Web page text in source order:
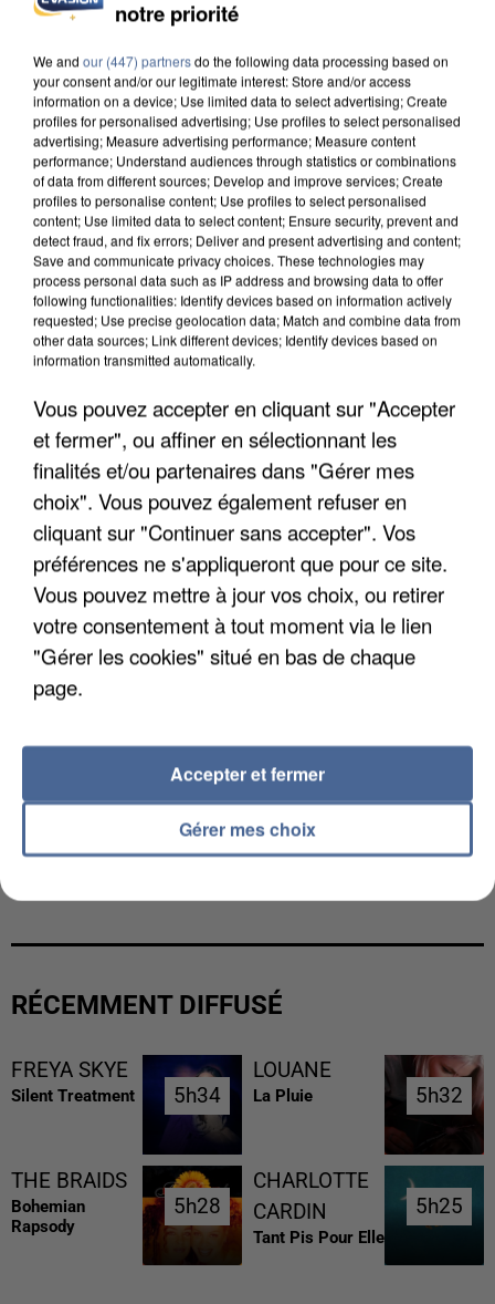
INCENDIES : L’ÎLE-DE-FRANCE LANCE UN ÉLAN
DE SOLIDARITÉ AVEC LES...
APRÈS TOUTES CES CANICULES, LES REFUGES
DE FAUNE SAUVAGE SONT...
L’UN DES FONDATEURS SUPPOSÉS DE LA DZ
RÉCEMMENT DIFFUSÉ
FREYA SKYE
Silent Treatment 5h34
5h34
LOUANE
La Pluie 5h32
5h32
THE BRAIDS
Bohemian
Rapsody
5h28
5h28
CHARLOTTE
CARDIN
Tant Pis Pour Elle
5h25
5h25
notre priorité
We and our (447) partnersdo the following data processing based on
your consent and/or our legitimate interest: Store and/or access
information on a device; Use limited data to select advertising; Create
profiles for personalised advertising; Use profiles to select personalised
advertising; Measure advertising performance; Measure content
performance; Understand audiences through statistics or combinations
of data from different sources; Develop and improve services; Create
profiles to personalise content; Use profiles to select personalised
content; Use limited data to select content; Ensure security, prevent and
detect fraud, and fix errors; Deliver and present advertising and content;
Save and communicate privacy choices. These technologies may
process personal data such as IP address and browsing data to offer
following functionalities: Identify devices based on information actively
requested; Use precise geolocation data; Match and combine data from
other data sources; Link different devices; Identify devices based on
information transmitted automatically.
Vous pouvez accepter en cliquant sur "Accepter
et fermer", ou affiner en sélectionnant les
finalités et/ou partenaires dans "Gérer mes
choix". Vous pouvez également refuser en
cliquant sur "Continuer sans accepter". Vos
préférences ne s'appliqueront que pour ce site.
Vous pouvez mettre à jour vos choix, ou retirer
votre consentement à tout moment via le lien
"Gérer les cookies" situé en bas de chaque
page.
Gérer mes choix
Accepter et fermer